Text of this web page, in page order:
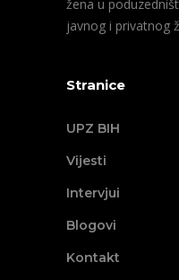
žena u
javnog i privatnog
Stranice
UPZ BIH
Vijesti
Intervjui
Blogovi
Kontakt